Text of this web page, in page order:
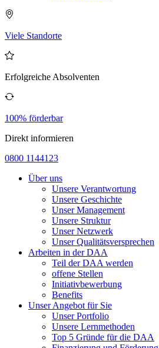
Viele Standorte
Erfolgreiche Absolventen
100% förderbar
Direkt informieren
0800 1144123
Über uns
Unsere Verantwortung
Unsere Geschichte
Unser Management
Unsere Struktur
Unser Netzwerk
Unser Qualitätsversprechen
Arbeiten in der DAA
Teil der DAA werden
offene Stellen
Initiativbewerbung
Benefits
Unser Angebot für Sie
Unser Portfolio
Unsere Lernmethoden
Top 5 Gründe für die DAA